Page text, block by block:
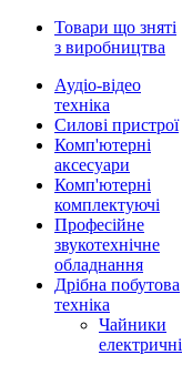
Товари що зняті
з виробництва
Аудіо-відео
техніка
Силові пристрої
Комп'ютерні
аксесуари
Комп'ютерні
комплектуючі
Професійне
звукотехнічне
обладнання
Дрібна побутова
техніка
Чайники
електричні